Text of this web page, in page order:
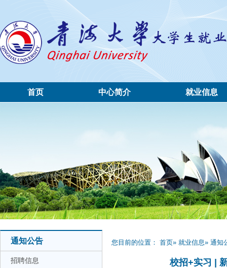
首页 中心简介 就业信息
通知公告
招聘信息
您目前的位置： 首页» 就业信息» 通知
校招+实习 |